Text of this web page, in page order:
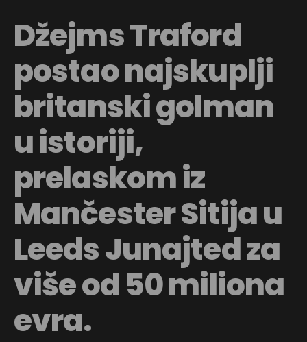
Džejms Traford
postao najskuplji
britanski golman
u istoriji,
prelaskom iz
Mančester Sitija u
Leeds Junajted za
više od 50 miliona
evra.